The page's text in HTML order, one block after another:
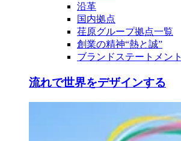
沿革
国内拠点
荏原グループ拠点一覧
創業の精神“熱と誠”
ブランドステートメント
流れで世界をデザインする